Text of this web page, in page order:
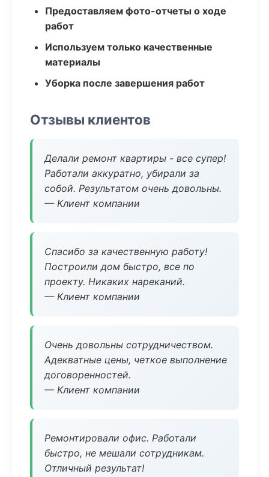
Предоставляем фото-отчеты о ходе
работ
Используем только качественные
материалы
Уборка после завершения работ
Отзывы клиентов
Делали ремонт квартиры - все супер!
Работали аккуратно, убирали за
собой. Результатом очень довольны.
— Клиент компании
Спасибо за качественную работу!
Построили дом быстро, все по
проекту. Никаких нареканий.
— Клиент компании
Очень довольны сотрудничеством.
Адекватные цены, четкое выполнение
договоренностей.
— Клиент компании
Ремонтировали офис. Работали
быстро, не мешали сотрудникам.
Отличный результат!